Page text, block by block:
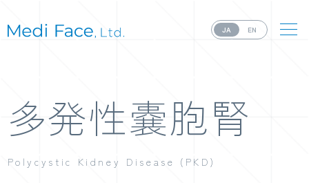
多発性嚢胞腎
Polycystic Kidney Disease (PKD)
JA EN